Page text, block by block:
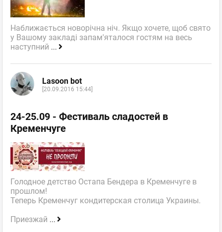
Наближається новорічна ніч. Якщо хочете, щоб свято
у Вашому закладі запам'яталося гостям на весь
наступний ...
Lasoon bot
[20.09.2016 15:44]
24-25.09 - Фестиваль сладостей в
Кременчуге
Голодное детство Остапа Бендера в Кременчуге в
прошлом!
Теперь Кременчуг кондитерская столица Украины.
Приезжай ...